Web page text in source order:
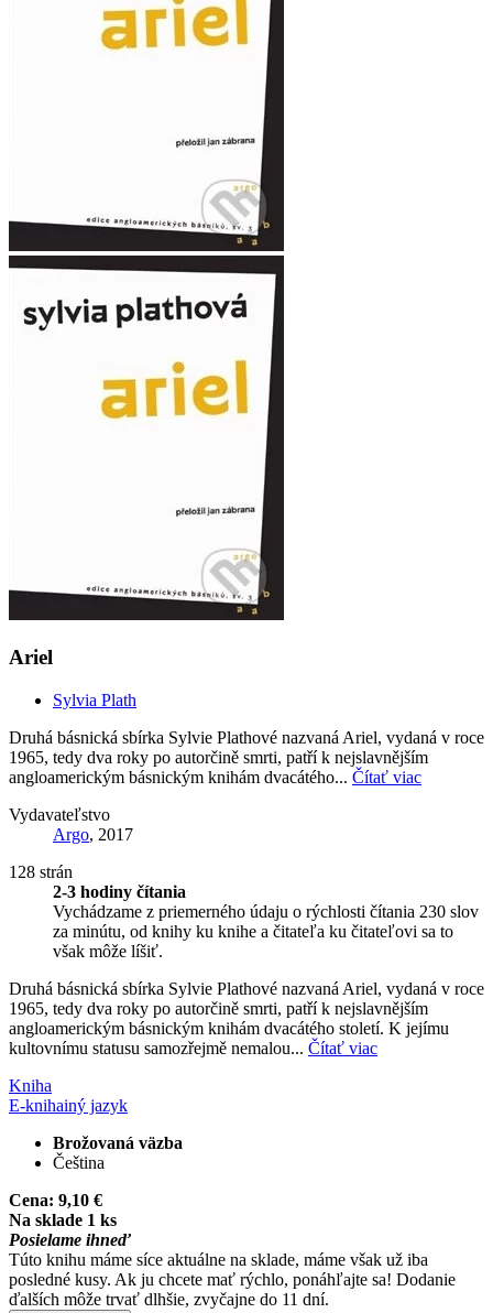
Ariel
Sylvia Plath
Druhá básnická sbírka Sylvie Plathové nazvaná Ariel, vydaná v roce
1965, tedy dva roky po autorčině smrti, patří k nejslavnějším
angloamerickým básnickým knihám dvacátého... Čítať viac
Vydavateľstvo
Argo, 2017
128 strán
2-3 hodiny čítania
Vychádzame z priemerného údaju o rýchlosti čítania 230 slov
za minútu, od knihy ku knihe a čitateľa ku čitateľovi sa to
však môže líšiť.
Druhá básnická sbírka Sylvie Plathové nazvaná Ariel, vydaná v roce
1965, tedy dva roky po autorčině smrti, patří k nejslavnějším
angloamerickým básnickým knihám dvacátého století. K jejímu
kultovnímu statusu samozřejmě nemalou... Čítať viac
Kniha
E-knihainý jazyk
Brožovaná väzba
Čeština
Cena: 9,10 €
Na sklade 1 ks
Posielame ihneď
Túto knihu máme síce aktuálne na sklade, máme však už iba
posledné kusy. Ak ju chcete mať rýchlo, ponáhľajte sa! Dodanie
ďalších môže trvať dlhšie, zvyčajne do 11 dní.